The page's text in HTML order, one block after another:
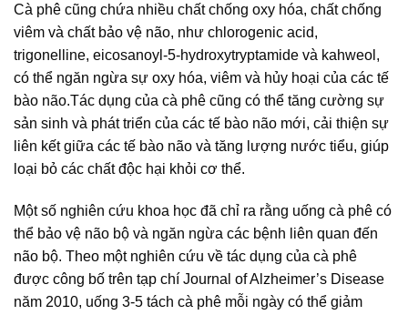
Cà phê cũng chứa nhiều chất chống oxy hóa, chất chống
viêm và chất bảo vệ não, như chlorogenic acid,
trigonelline, eicosanoyl-5-hydroxytryptamide và kahweol,
có thể ngăn ngừa sự oxy hóa, viêm và hủy hoại của các tế
bào não.Tác dụng của cà phê cũng có thể tăng cường sự
sản sinh và phát triển của các tế bào não mới, cải thiện sự
liên kết giữa các tế bào não và tăng lượng nước tiểu, giúp
loại bỏ các chất độc hại khỏi cơ thể.
Một số nghiên cứu khoa học đã chỉ ra rằng uống cà phê có
thể bảo vệ não bộ và ngăn ngừa các bệnh liên quan đến
não bộ. Theo một nghiên cứu về tác dụng của cà phê
được công bố trên tạp chí Journal of Alzheimer’s Disease
năm 2010, uống 3-5 tách cà phê mỗi ngày có thể giảm